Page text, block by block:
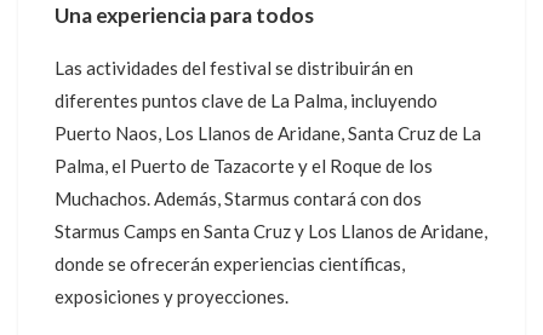
Una experiencia para todos
Las actividades del festival se distribuirán en
diferentes puntos clave de La Palma, incluyendo
Puerto Naos, Los Llanos de Aridane, Santa Cruz de La
Palma, el Puerto de Tazacorte y el Roque de los
Muchachos. Además, Starmus contará con dos
Starmus Camps en Santa Cruz y Los Llanos de Aridane,
donde se ofrecerán experiencias científicas,
exposiciones y proyecciones.